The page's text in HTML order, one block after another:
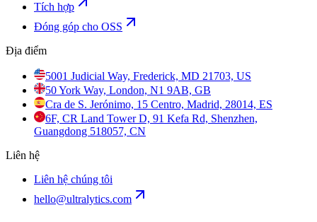
Tích hợp
Đóng góp cho OSS
Địa điểm
5001 Judicial Way, Frederick, MD 21703, US
50 York Way, London, N1 9AB, GB
Cra de S. Jerónimo, 15 Centro, Madrid, 28014, ES
6F, CR Land Tower D, 91 Kefa Rd, Shenzhen,
Guangdong 518057, CN
Liên hệ
Liên hệ chúng tôi
hello@ultralytics.com